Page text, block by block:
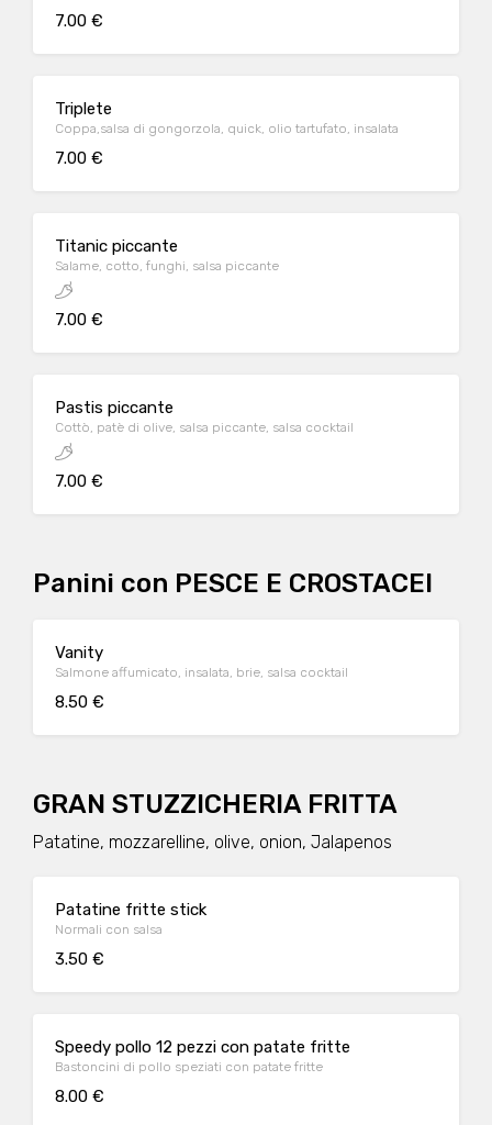
7.00 €
Triplete
Coppa,salsa di gongorzola, quick, olio tartufato, insalata
7.00 €
Titanic piccante
Salame, cotto, funghi, salsa piccante
7.00 €
Pastis piccante
Cottò, patè di olive, salsa piccante, salsa cocktail
7.00 €
Panini con PESCE E CROSTACEI
Vanity
Salmone affumicato, insalata, brie, salsa cocktail
8.50 €
GRAN STUZZICHERIA FRITTA
Patatine, mozzarelline, olive, onion, Jalapenos
Patatine fritte stick
Normali con salsa
3.50 €
Speedy pollo 12 pezzi con patate fritte
Bastoncini di pollo speziati con patate fritte
8.00 €